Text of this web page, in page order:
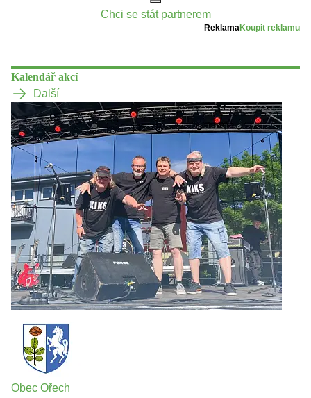
Chci se stát partnerem
ReklamaKoupit reklamu
Kalendář akcí
Další
Obec Ořech